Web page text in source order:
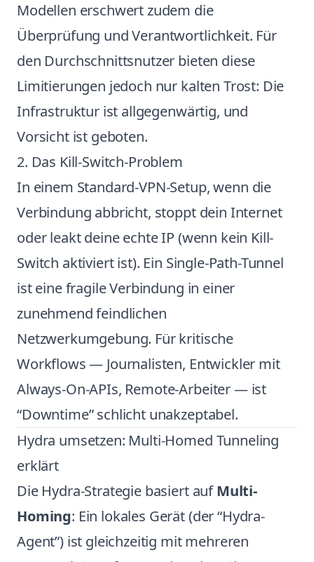
Modellen erschwert zudem die
Überprüfung und Verantwortlichkeit. Für
den Durchschnittsnutzer bieten diese
Limitierungen jedoch nur kalten Trost: Die
Infrastruktur ist allgegenwärtig, und
Vorsicht ist geboten.
2. Das Kill-Switch-Problem
In einem Standard-VPN-Setup, wenn die
Verbindung abbricht, stoppt dein Internet
oder leakt deine echte IP (wenn kein Kill-
Switch aktiviert ist). Ein Single-Path-Tunnel
ist eine fragile Verbindung in einer
zunehmend feindlichen
Netzwerkumgebung. Für kritische
Workflows — Journalisten, Entwickler mit
Always-On-APIs, Remote-Arbeiter — ist
“Downtime” schlicht unakzeptabel.
Hydra umsetzen: Multi-Homed Tunneling
erklärt
Die Hydra-Strategie basiert aufMulti-
Homing: Ein lokales Gerät (der “Hydra-
Agent”) ist gleichzeitig mit mehreren